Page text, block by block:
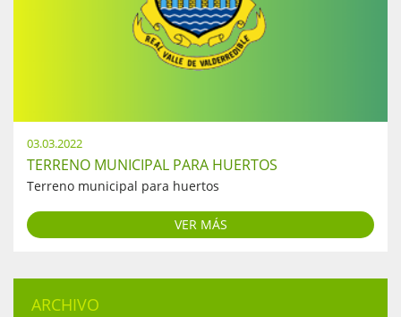
03.03.2022
TERRENO MUNICIPAL PARA HUERTOS
Terreno municipal para huertos
VER MÁS
ARCHIVO